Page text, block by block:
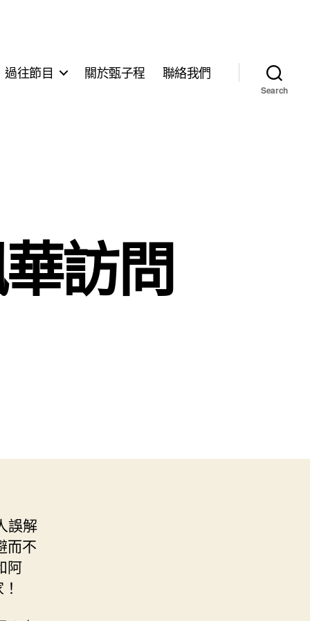
過往節目 關於甄子程 聯絡我們
Search
訪問
誤解
而不
阿